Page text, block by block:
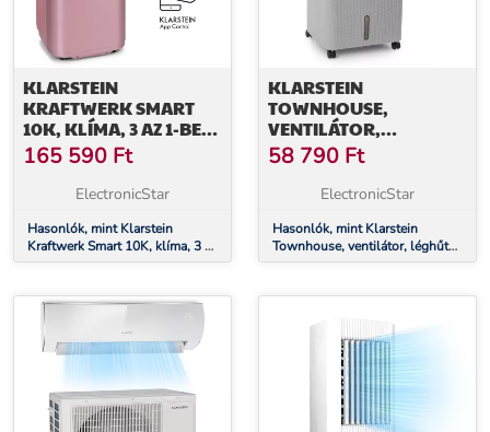
KLARSTEIN
KRAFTWERK SMART
10K, KLÍMA, 3 AZ 1-BEN,
10 000 BTU, VEZÉRLÉS
ALKALMAZÁSON
KERESZTÜL,
165 590 Ft
ElectronicStar
Hasonlók, mint Klarstein
Kraftwerk Smart 10K, klíma, 3 az
1-ben, 10 000 BTU, vezérlés
távirányító
KLARSTEIN
TOWNHOUSE,
VENTILÁTOR,
LÉGHŰTŐ, 7 L, 110 W,
TÁVIRÁNYÍTÓ, 2 X
HŰTŐKÉSZLET
58 790 Ft
ElectronicStar
Hasonlók, mint Klarstein
Townhouse, ventilátor, léghűtő,
7 l, 110 W, távirányító, 2 x